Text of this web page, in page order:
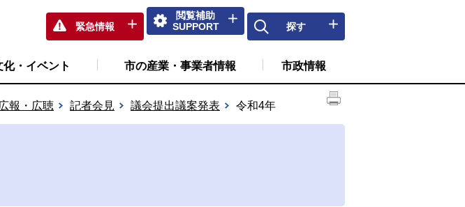
緊急情報
閲覧補助
SUPPORT
探す
・イベント 市の産業・事業者情報 市政情報
広報・広聴 記者会見 議会提出議案発表 令和4年